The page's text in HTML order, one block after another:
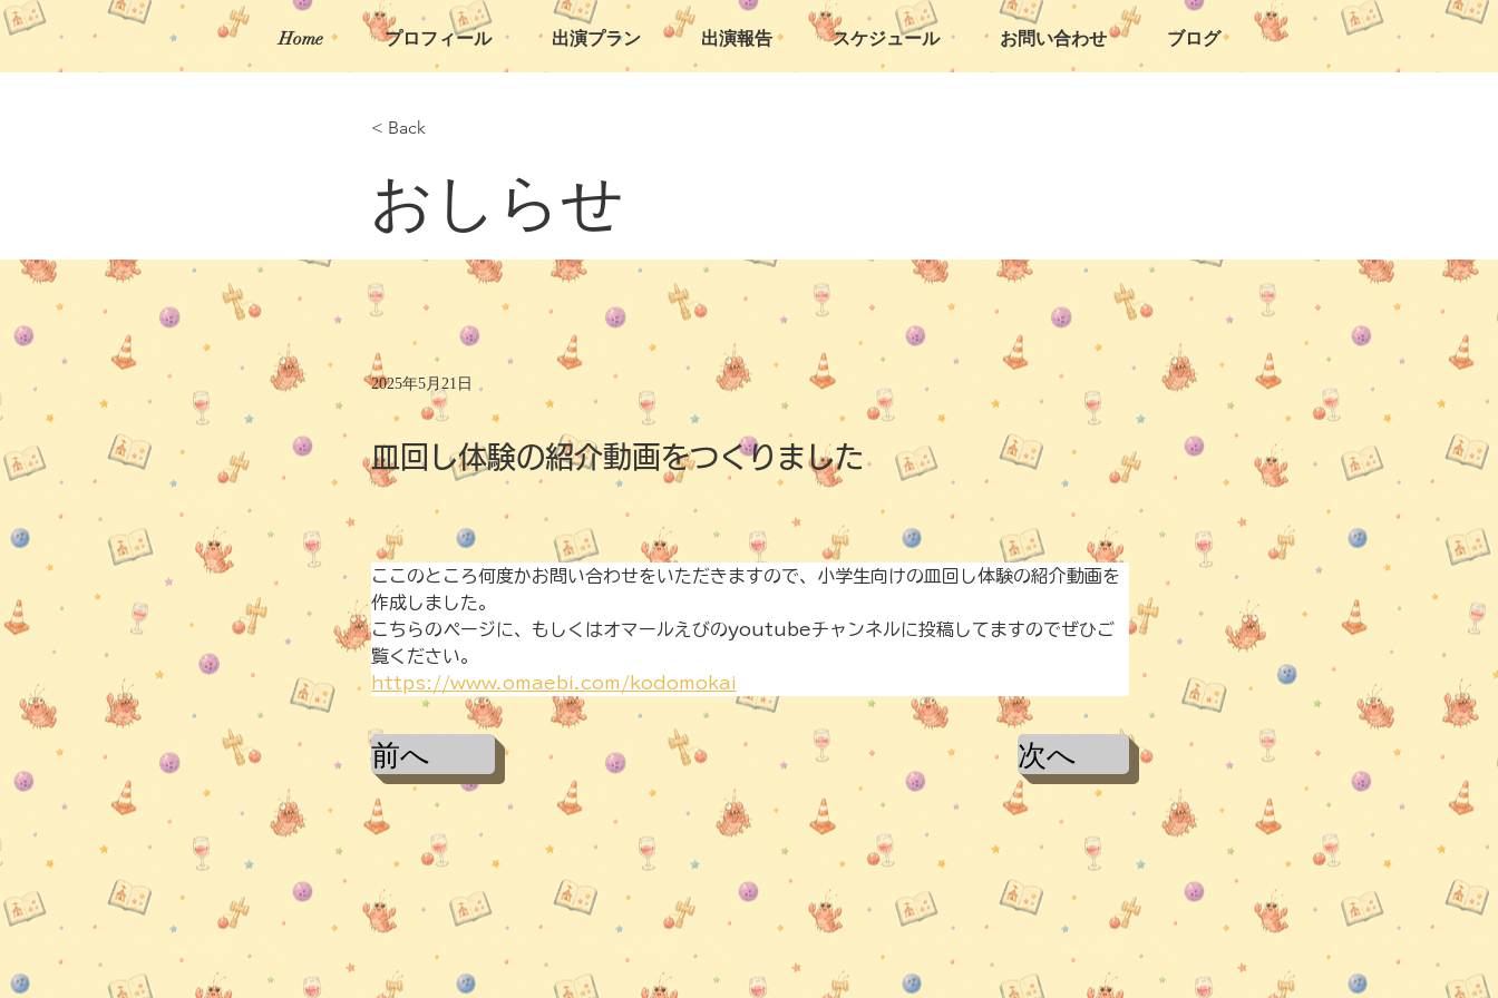
Home プロフィール 出演プラン 出演報告 スケジュール お問い合わせ ブログ
< Back
おしらせ
2025年5月21日
皿回し体験の紹介動画をつくりました
ここのところ何度かお問い合わせをいただきますので、小学生向けの皿回し体験の紹介動画を
作成しました。
こちらのページに、もしくはオマールえびのyoutubeチャンネルに投稿してますのでぜひご
覧ください。
https://www.omaebi.com/kodomokai
前へ 次へ